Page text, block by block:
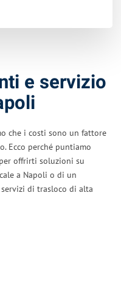
e servizio
che i costi sono un fattore
Ecco perché puntiamo
per offrirti soluzioni su
a Napoli o di un
di trasloco di alta